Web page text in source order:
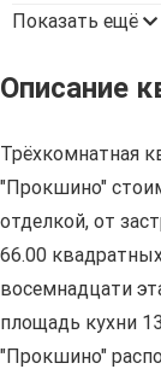
Показать ещё
Описание
Трёхкомнатная
"Прокшино"
отделкой, от
66.00
восемнадцати
площадь кухни
"Прокшино"